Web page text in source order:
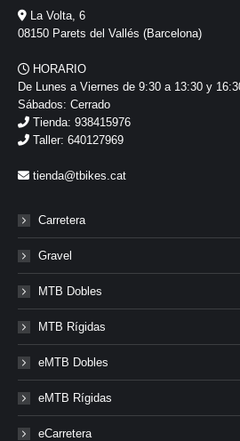
La Volta, 6
08150 Parets del Vallés (Barcelona)
HORARIO
De Lunes a Viernes de 9:30 a 13:30 y
Sábados: Cerrado
Tienda: 938415976
Taller: 640127969
tienda@tbikes.cat
Carretera
Gravel
MTB Dobles
MTB Rígidas
eMTB Dobles
eMTB Rígidas
eCarretera